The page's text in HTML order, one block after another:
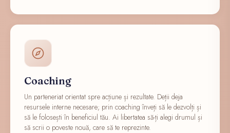
Coaching
Un parteneriat orientat spre acțiune și rezultate. Deții deja
resursele interne necesare; prin coaching înveți să le dezvolți și
să le folosești în beneficiul tău. Ai libertatea să-ți alegi drumul și
să scrii o poveste nouă, care să te reprezinte.